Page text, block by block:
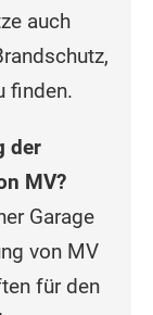
auch
finden.
der
MV?
Garage
von MV
für den